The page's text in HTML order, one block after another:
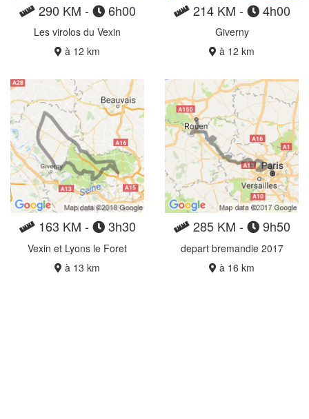
290 KM - 6h00
Les virolos du Vexin
à 12 km
214 KM - 4h00
Giverny
à 12 km
163 KM - 3h30
Vexin et Lyons le Foret
à 13 km
285 KM - 9h50
depart bremandie 2017
à 16 km